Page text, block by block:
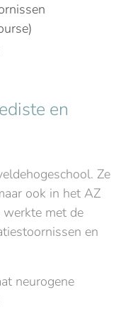
en
Ze
ook in het AZ
met de
en
neurogene